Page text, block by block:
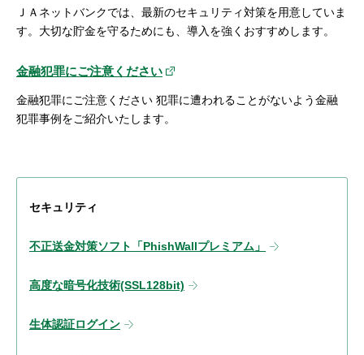
ＪＡネットバンクでは、最新のセキュリティ対策を用意していま
す。大切な貯金を守るためにも、導入を強くおすすめします。
金融犯罪にご注意ください
金融犯罪にご注意ください 犯罪に遭われることがないよう金融
犯罪事例をご紹介いたします。
セキュリティ
不正送金対策ソフト「PhishWallプレミアム」
高度な暗号化技術(SSL128bit)
生体認証ログイン